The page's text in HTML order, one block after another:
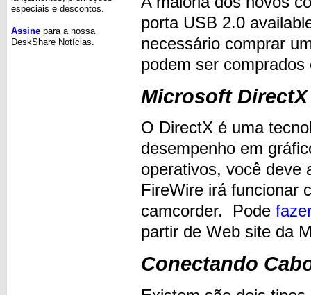
especiais e descontos.
Assine para a nossa
DeskShare Notícias.
porta USB 2.0
necessário comprar
podem ser
Microsoft
O DirectX é uma
desempenho em
operativos, você deve
FireWire irá funcionar
camcorder. Pode
partir de Web site da
Conectando